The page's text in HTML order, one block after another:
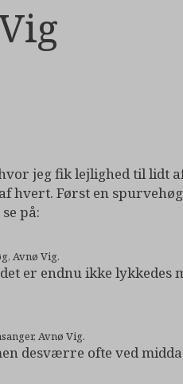
jeg fik lejlighed til lidt
hvert. Først en
på:
Avnø Vig.
er endnu ikke lykkedes
Avnø Vig.
desværre ofte ved